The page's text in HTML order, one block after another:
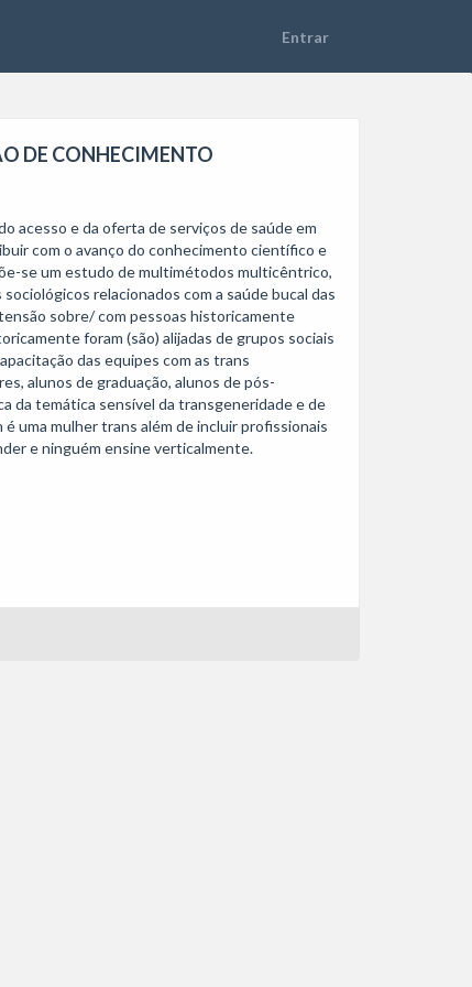
DE CONHECIMENTO
com o avanço do conhecimento científico e
se um estudo de multimétodos multicêntrico,
relacionados com a saúde bucal das
sobre/ com pessoas historicamente
foram (são) alijadas de grupos sociais
das equipes com as trans
alunos de graduação, alunos de pós-
da temática sensível da transgeneridade e de
uma mulher trans além de incluir profissionais
e ninguém ensine verticalmente.